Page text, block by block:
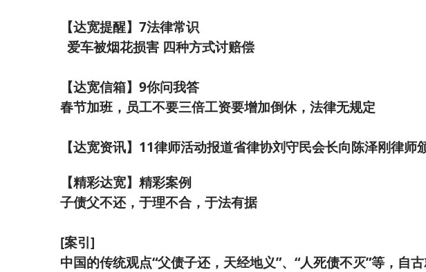
【达宽提醒】7法律常识
爱车被烟花损害 四种方式讨赔偿
【达宽信箱】9你问我答
春节加班，员工不要三倍工资要增加倒休，法律无规定
【达宽资讯】11律师活动报道省律协刘守民会长向陈泽刚律
【精彩达宽】精彩案例
子债父不还，于理不合，于法有据
[案引]
中国的传统观点“父债子还，天经地义”、“人死债不灭”等，自